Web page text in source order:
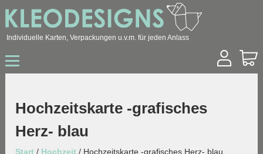
Individuelle Karten, Verpackungen u.v.m. für jeden Anlass
Hochzeit
Geburtstag
Geburt / Taufe
Hochzeitskarte -grafisches
Herz- blau
Start / Hochzeit / Hochzeitskarte -grafisches Herz- blau